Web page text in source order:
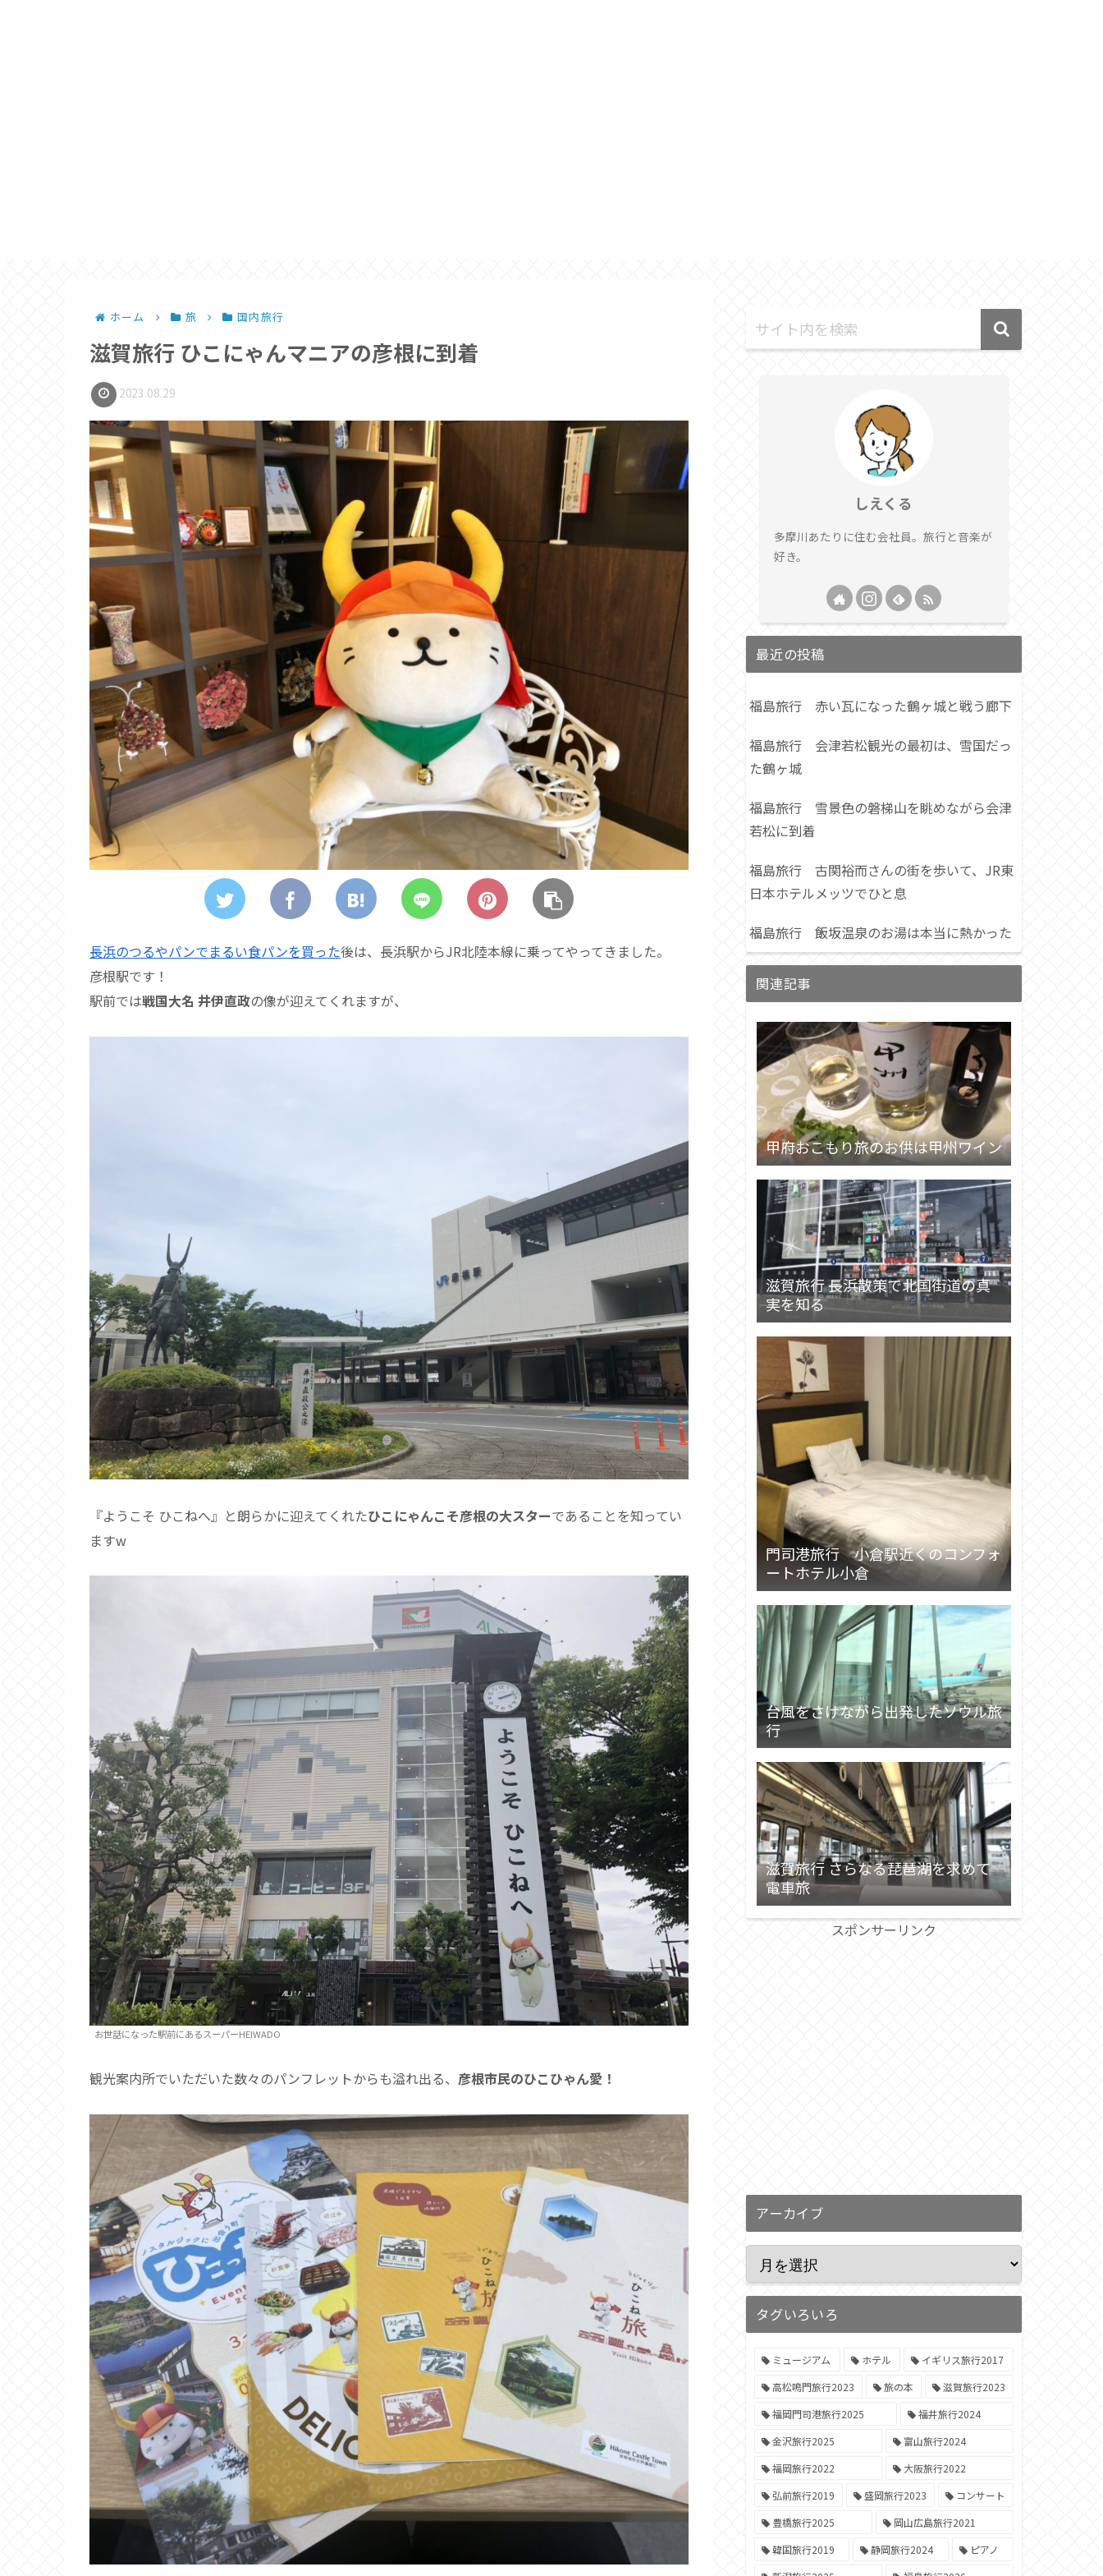
ホーム 旅 国内旅行
滋賀旅行 ひこにゃんマニアの彦根に到着
2023.08.29
長浜のつるやパンでまるい食パンを買った後は、長浜駅からJR北陸本線に乗ってやってきました。
彦根駅です！
駅前では戦国大名 井伊直政の像が迎えてくれますが、
『ようこそ ひこねへ』と朗らかに迎えてくれたひこにゃんこそ彦根の大スターであることを知ってい
ますw
お世話になった駅前にあるスーパーHEIWADO
観光案内所でいただいた数々のパンフレットからも溢れ出る、 彦根市民のひこひゃん愛！
しえくる
多摩川あたりに住む会社員。旅行と音楽が
好き。
最近の投稿
福島旅行 赤い瓦になった鶴ヶ城と戦う廊下
福島旅行 会津若松観光の最初は、雪国だっ
た鶴ヶ城
福島旅行 雪景色の磐梯山を眺めながら会津
若松に到着
福島旅行 古関裕而さんの街を歩いて、JR東
日本ホテルメッツでひと息
福島旅行 飯坂温泉のお湯は本当に熱かった
関連記事
甲府おこもり旅のお供は甲州ワイン
滋賀旅行 長浜散策で北国街道の真
実を知る
門司港旅行 小倉駅近くのコンフォ
ートホテル小倉
台風をさけながら出発したソウル旅
行
滋賀旅行 さらなる琵琶湖を求めて
電車旅
スポンサーリンク
アーカイブ
タグいろいろ
ミュージアム ホテル
イギリス旅行2017
高松鳴門旅行2023
旅の本
滋賀旅行2023
福岡門司港旅行2025
福井旅行2024
金沢旅行2025
富山旅行2024
福岡旅行2022
大阪旅行2022
弘前旅行2019
盛岡旅行2023
コンサート
豊橋旅行2025
岡山広島旅行2021
韓国旅行2019
静岡旅行2024
ピアノ